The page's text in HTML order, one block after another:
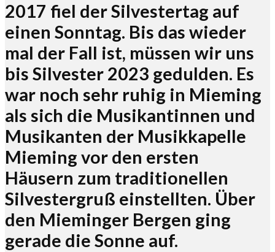
2017 fiel der Silvestertag auf
einen Sonntag. Bis das wieder
mal der Fall ist, müssen wir uns
bis Silvester 2023 gedulden. Es
war noch sehr ruhig in Mieming
als sich die Musikantinnen und
Musikanten der Musikkapelle
Mieming vor den ersten
Häusern zum traditionellen
Silvestergruß einstellten. Über
den Mieminger Bergen ging
gerade die Sonne auf.